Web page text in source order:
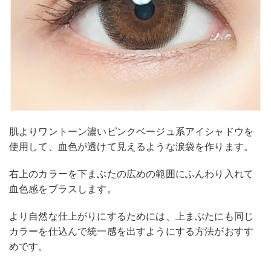
肌よりワントーン濃いピンクベージュ系アイシャドウを
使用して、血色が透けて見えるような涙袋を作ります。
右上のカラーを下まぶたの広めの範囲にふんわり入れて
血色感をプラスします。
より自然な仕上がりにするためには、上まぶたにも同じ
カラーを仕込んで統一感を出すようにする方法がおすす
めです。